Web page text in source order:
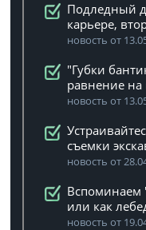
Подледный
карьере,
новость от
"Губки
равнение на
новость от
съемки
новость от
Вспоминаем
или как
новость от